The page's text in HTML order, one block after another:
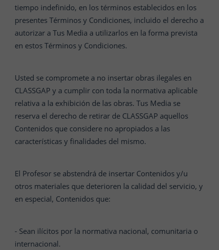
tiempo indefinido, en los términos establecidos en los
presentes Términos y Condiciones, incluido el derecho a
autorizar a Tus Media a utilizarlos en la forma prevista
en estos Términos y Condiciones.
Usted se compromete a no insertar obras ilegales en
CLASSGAP y a cumplir con toda la normativa aplicable
relativa a la exhibición de las obras. Tus Media se
reserva el derecho de retirar de CLASSGAP aquellos
Contenidos que considere no apropiados a las
características y finalidades del mismo.
El Profesor se abstendrá de insertar Contenidos y/u
otros materiales que deterioren la calidad del servicio, y
en especial, Contenidos que:
- Sean ilícitos por la normativa nacional, comunitaria o
internacional.